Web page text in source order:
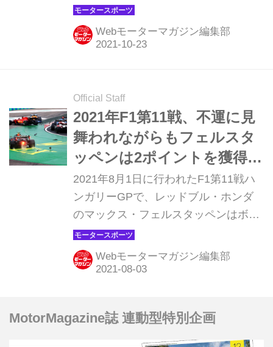
（COTA）で開幕。フリー走行1回目は
メルセデスのバルテリ・ボッタス、2
回目はレッドブル・ホンダのセルジ
Webモーターマガジン編集部
Official Staff
2021年F1第11戦、不運に見
舞われながらもフェルスタ
ッペンは2ポイントを獲得
【ハンガリーGP決勝】
2021年8月1日に行われたF1第11戦ハ
ンガリーGPで、レッドブル・ホンダ
のマックス・フェルスタッペンはボッ
タス（メルセデス）の追突から起こっ
た多重クラッシュに巻き込まれて9
位。セルジオ・ペレスはリタイアに終
している。
Webモーターマガジン編集部
MotorMagazine誌 連動型特別企画